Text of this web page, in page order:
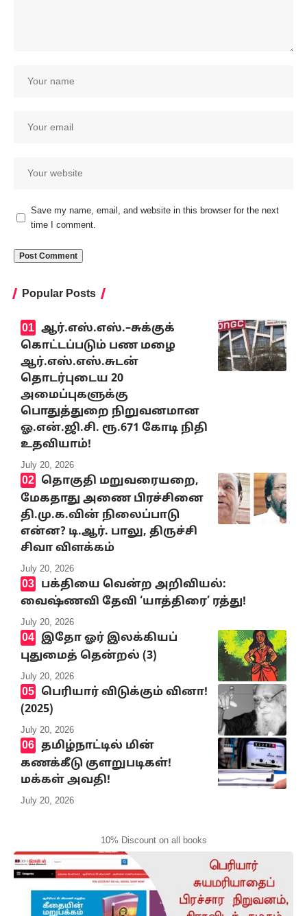
Save my name, email, and website in this browser for the next
time I comment.
Popular Posts
ஆர்.எஸ்.எஸ்.–சுக்குக்
கொட்டப்படும் பண மழை
ஆர்.எஸ்.எஸ்.சுடன்
தொடர்புடைய 20
அமைப்புகளுக்கு
பொதுத்துறை நிறுவனமான
ஓ.என்.ஜி.சி. ரூ.671 கோடி நிதி
உதவியாம்!
July 20, 2026
தொகுதி மறுவரையறை,
மேகதாது அணை பிரச்சினை
தி.மு.க.வின் நிலைப்பாடு
என்ன? டி.ஆர். பாலு, திருச்சி
சிவா விளக்கம்
July 20, 2026
பக்தியை வென்ற அறிவியல்:
வைஷ்ணவி தேவி ‘யாத்திரை’ ரத்து!
July 20, 2026
இதோ ஓர் இலக்கியப்
புதுமைத் தென்றல் (3)
July 20, 2026
பெரியார் விடுக்கும் வினா!
(2025)
July 20, 2026
தமிழ்நாட்டில் மின்
கணக்கீடு குளறுபடிகள்!
மக்கள் அவதி!
July 20, 2026
10% Discount on all books